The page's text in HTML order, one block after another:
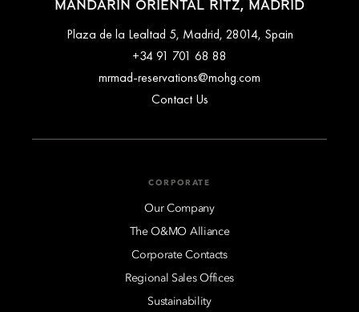
MANDARIN ORIENTAL RITZ, MADRID
Plaza de la Lealtad 5, Madrid, 28014, Spain
+34 91 701 68 88
mrmad-reservations@mohg.com
Contact Us
CORPORATE
Our Company
The O&MO Alliance
Corporate Contacts
Regional Sales Offices
Sustainability